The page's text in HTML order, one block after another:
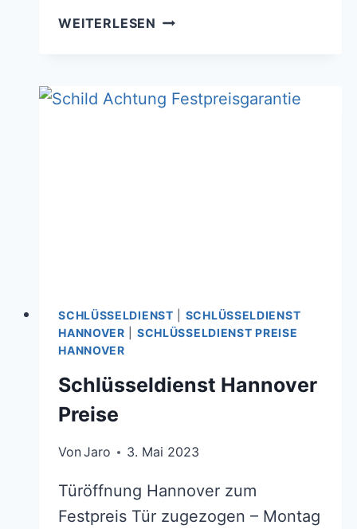
WEITERLESEN EINBRUCHSSTATISTIK
IPPS
SCHLÜSSELDIENST
SCHLÜSSELDIENST
HANNOVER
SCHLÜSSELDIENST PREISE
HANNOVER
Schlüsseldienst Hannover
Preise
VonJaro 3. Mai 2023
Türöffnung Hannover zum
Festpreis Tür zugezogen – Montag